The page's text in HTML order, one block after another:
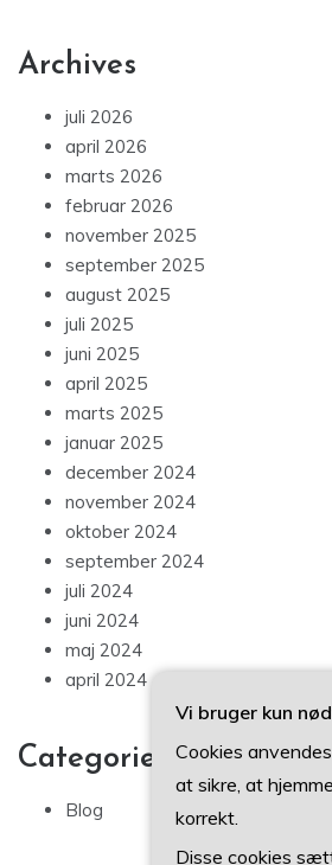
Archives
juli 2026
april 2026
marts 2026
februar 2026
november 2025
september 2025
august 2025
juli 2025
juni 2025
april 2025
marts 2025
januar 2025
december 2024
november 2024
oktober 2024
september 2024
juli 2024
juni 2024
maj 2024
april 2024
Categories
Blog
Vi bruger kun
Cookies
at sikre, at
korrekt.
Disse cookies